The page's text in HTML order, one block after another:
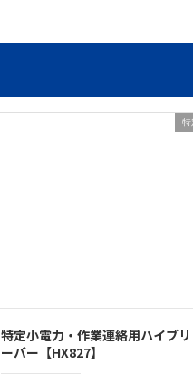
特
特定小電力・作業連絡用ハイブ
ーバー【HX827】